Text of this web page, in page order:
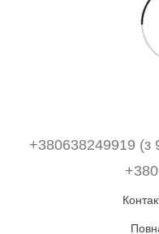
+380638249919 (з